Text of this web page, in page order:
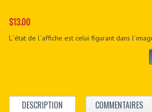
$13.00
L´état de l´affiche est celui figurant dans
DESCRIPTION COMMENTAIRES